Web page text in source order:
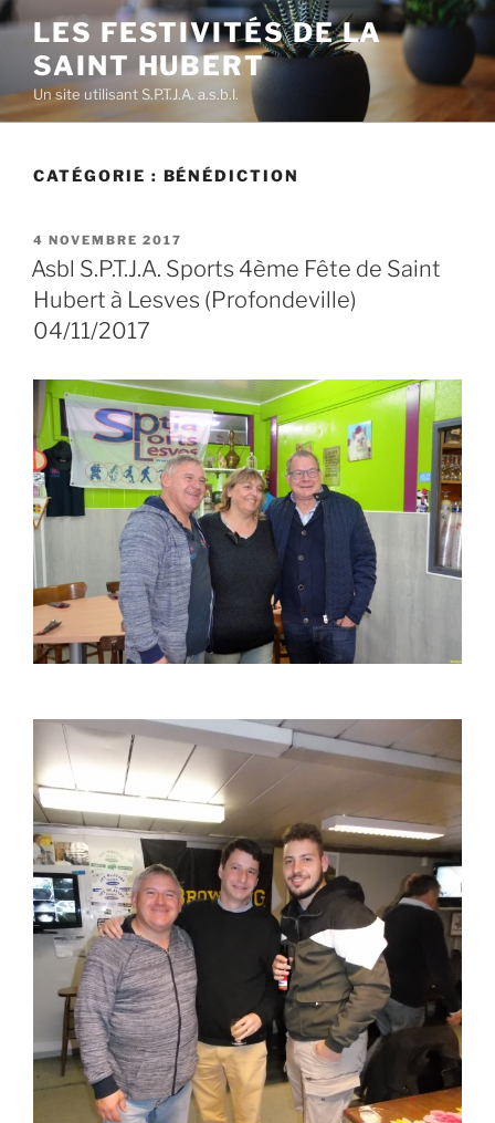
Aller
contenu
principal
LES FESTIVITÉS DE LA
SAINT HUBERT
Un site utilisant S.P.T.J.A. a.s.b.l.
CATÉGORIE : BÉNÉDICTION
PUBLIÉ
LE
4 NOVEMBRE 2017
Asbl S.P.T.J.A. Sports 4ème Fête de Saint
Hubert à Lesves (Profondeville)
04/11/2017